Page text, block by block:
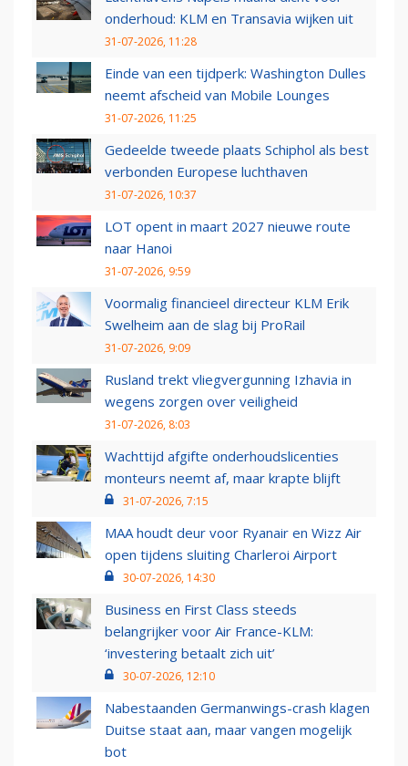
onderhoud: KLM en Transavia wijken uit
31-07-2026, 11:28
Einde van een tijdperk: Washington Dulles
neemt afscheid van Mobile Lounges
31-07-2026, 11:25
Gedeelde tweede plaats Schiphol als best
verbonden Europese luchthaven
31-07-2026, 10:37
LOT opent in maart 2027 nieuwe route
naar Hanoi
31-07-2026, 9:59
Voormalig financieel directeur KLM Erik
Swelheim aan de slag bij ProRail
31-07-2026, 9:09
Rusland trekt vliegvergunning Izhavia in
wegens zorgen over veiligheid
31-07-2026, 8:03
Wachttijd afgifte onderhoudslicenties
monteurs neemt af, maar krapte blijft
31-07-2026, 7:15
MAA houdt deur voor Ryanair en Wizz Air
open tijdens sluiting Charleroi Airport
30-07-2026, 14:30
Business en First Class steeds
belangrijker voor Air France-KLM:
‘investering betaalt zich uit’
30-07-2026, 12:10
Nabestaanden Germanwings-crash klagen
Duitse staat aan, maar vangen mogelijk
bot